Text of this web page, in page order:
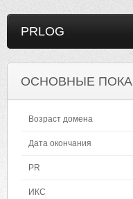
PRLOG
ОСНОВНЫЕ
Возраст домена
Дата окончания
PR
ИКС